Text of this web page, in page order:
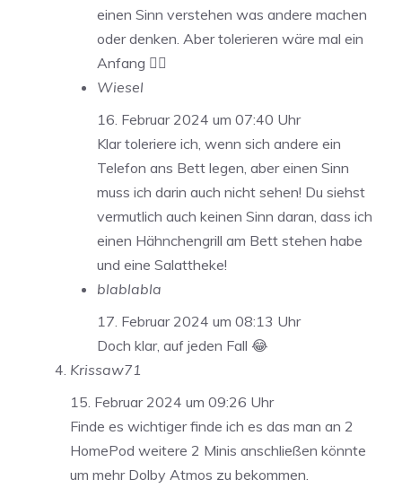
einen Sinn verstehen was andere machen
oder denken. Aber tolerieren wäre mal ein
Anfang 🤷‍♂️
Wiesel
16. Februar 2024 um 07:40 Uhr
Klar toleriere ich, wenn sich andere ein
Telefon ans Bett legen, aber einen Sinn
muss ich darin auch nicht sehen! Du siehst
vermutlich auch keinen Sinn daran, dass ich
einen Hähnchengrill am Bett stehen habe
und eine Salattheke!
blablabla
17. Februar 2024 um 08:13 Uhr
Doch klar, auf jeden Fall 😂
Krissaw71
15. Februar 2024 um 09:26 Uhr
Finde es wichtiger finde ich es das man an 2
HomePod weitere 2 Minis anschließen könnte
um mehr Dolby Atmos zu bekommen.